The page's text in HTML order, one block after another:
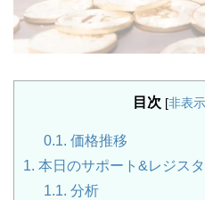
目次 [非表示
0.1. 価格推移
1. 本日のサポート&レジス
1.1. 分析